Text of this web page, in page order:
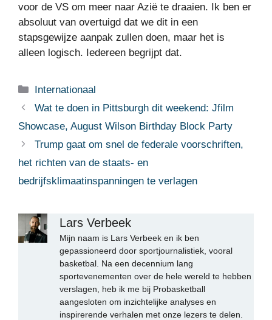
voor de VS om meer naar Azië te draaien. Ik ben er
absoluut van overtuigd dat we dit in een
stapsgewijze aanpak zullen doen, maar het is
alleen logisch. Iedereen begrijpt dat.
Categorieën
Internationaal
Wat te doen in Pittsburgh dit weekend: Jfilm
Showcase, August Wilson Birthday Block Party
Trump gaat om snel de federale voorschriften,
het richten van de staats- en
bedrijfsklimaatinspanningen te verlagen
Lars Verbeek
Mijn naam is Lars Verbeek en ik ben
gepassioneerd door sportjournalistiek, vooral
basketbal. Na een decennium lang
sportevenementen over de hele wereld te hebben
verslagen, heb ik me bij Probasketball
aangesloten om inzichtelijke analyses en
inspirerende verhalen met onze lezers te delen.